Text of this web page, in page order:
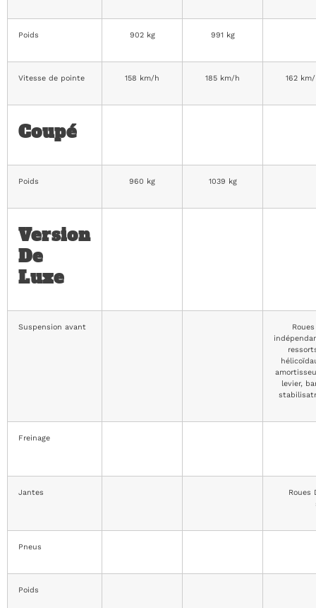
Poids 902 kg 991 kg
Vitesse de pointe 158 km/h 185 km/h 162
Coupé
Poids 960 kg 1039 kg
Version
De
Luxe
Suspension avant
Roues
levier,
Freinage
Jantes
Roues
Pneus
Poids